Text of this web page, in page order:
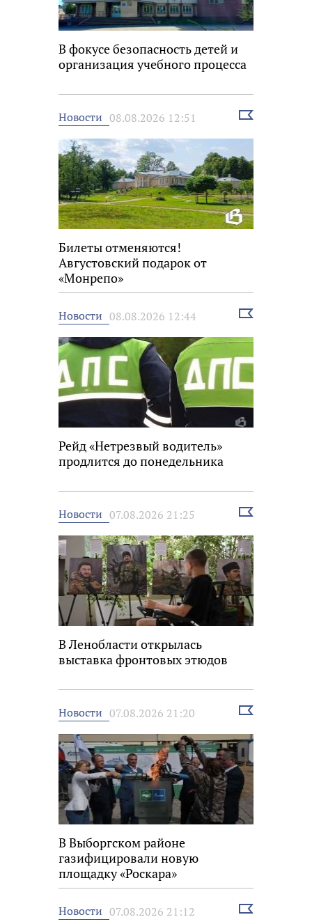
В фокусе безопасность детей и
организация учебного процесса
Новости 08.08.2026 12:51
Выбрать
Билеты отменяются!
Августовский подарок от
«Монрепо»
Новости 08.08.2026 12:44
Выбрать
Рейд «Нетрезвый водитель»
продлится до понедельника
Новости 07.08.2026 21:25
Выбрать
В Ленобласти открылась
выставка фронтовых этюдов
Новости 07.08.2026 21:20
Выбрать
В Выборгском районе
газифицировали новую
площадку «Роскара»
Новости 07.08.2026 21:12
Выбрать